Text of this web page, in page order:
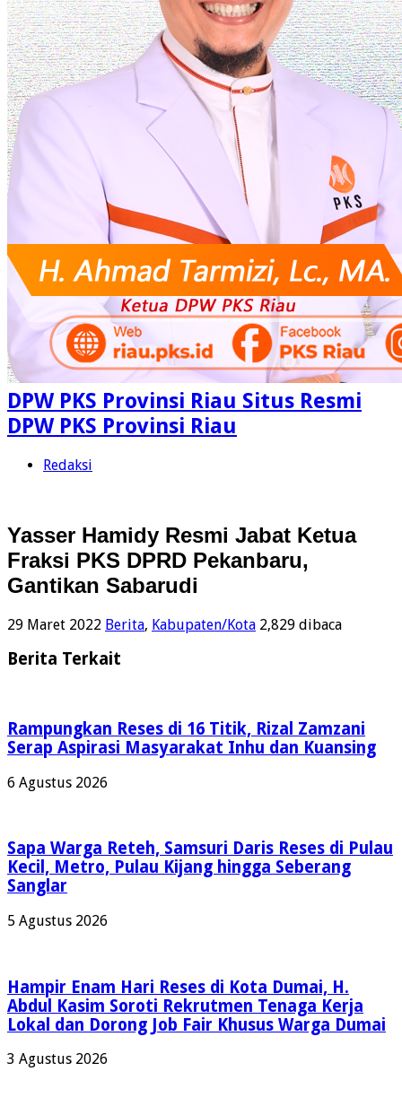
DPW PKS Provinsi Riau Situs Resmi
DPW PKS Provinsi Riau
Redaksi
Yasser Hamidy Resmi Jabat Ketua
Fraksi PKS DPRD Pekanbaru,
Gantikan Sabarudi
29 Maret 2022 Berita, Kabupaten/Kota 2,829 dibaca
Berita Terkait
Rampungkan Reses di 16 Titik, Rizal Zamzani
Serap Aspirasi Masyarakat Inhu dan Kuansing
6 Agustus 2026
Sapa Warga Reteh, Samsuri Daris Reses di Pulau
Kecil, Metro, Pulau Kijang hingga Seberang
Sanglar
5 Agustus 2026
Hampir Enam Hari Reses di Kota Dumai, H.
Abdul Kasim Soroti Rekrutmen Tenaga Kerja
Lokal dan Dorong Job Fair Khusus Warga Dumai
3 Agustus 2026